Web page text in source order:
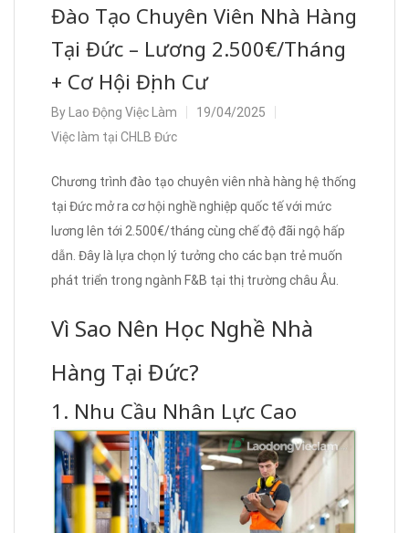
Đào Tạo Chuyên Viên Nhà Hàng
Tại Đức – Lương 2.500€/Tháng
+ Cơ Hội Định Cư
By Lao Động Việc Làm
19/04/2025
Việc làm tại CHLB Đức
Chương trình đào tạo chuyên viên nhà hàng hệ thống
tại Đức mở ra cơ hội nghề nghiệp quốc tế với mức
lương lên tới 2.500€/tháng cùng chế độ đãi ngộ hấp
dẫn. Đây là lựa chọn lý tưởng cho các bạn trẻ muốn
phát triển trong ngành F&B tại thị trường châu Âu.
Vì Sao Nên Học Nghề Nhà
Hàng Tại Đức?
1. Nhu Cầu Nhân Lực Cao